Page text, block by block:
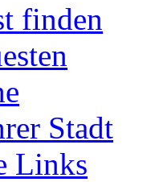
finden
Stadt
Links